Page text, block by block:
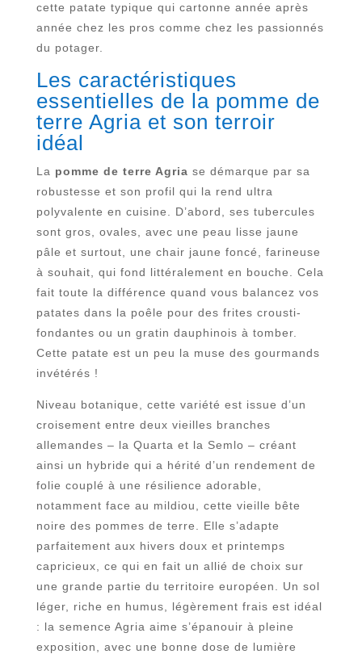
cette patate typique qui cartonne année après
année chez les pros comme chez les passionnés
du potager.
Les caractéristiques
essentielles de la pomme de
terre Agria et son terroir
idéal
La pomme de terre Agria se démarque par sa
robustesse et son profil qui la rend ultra
polyvalente en cuisine. D’abord, ses tubercules
sont gros, ovales, avec une peau lisse jaune
pâle et surtout, une chair jaune foncé, farineuse
à souhait, qui fond littéralement en bouche. Cela
fait toute la différence quand vous balancez vos
patates dans la poêle pour des frites crousti-
fondantes ou un gratin dauphinois à tomber.
Cette patate est un peu la muse des gourmands
invétérés !
Niveau botanique, cette variété est issue d’un
croisement entre deux vieilles branches
allemandes – la Quarta et la Semlo – créant
ainsi un hybride qui a hérité d’un rendement de
folie couplé à une résilience adorable,
notamment face au mildiou, cette vieille bête
noire des pommes de terre. Elle s’adapte
parfaitement aux hivers doux et printemps
capricieux, ce qui en fait un allié de choix sur
une grande partie du territoire européen. Un sol
léger, riche en humus, légèrement frais est idéal
: la semence Agria aime s’épanouir à pleine
exposition, avec une bonne dose de lumière